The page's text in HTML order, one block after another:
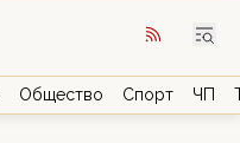
Общество Спорт ЧП